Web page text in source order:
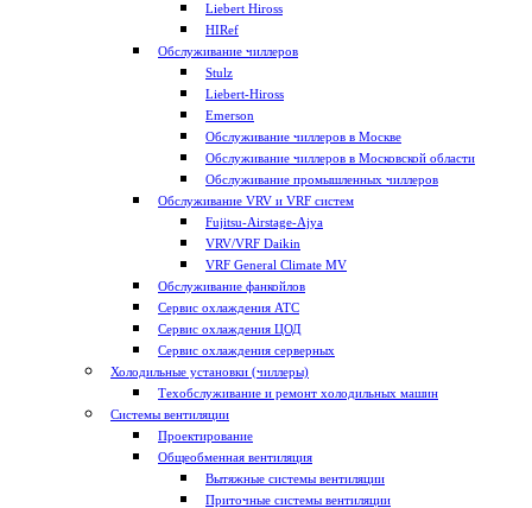
Liebert Hiross
HIRef
Обслуживание чиллеров
Stulz
Liebert-Hiross
Emerson
Обслуживание чиллеров в Москве
Обслуживание чиллеров в Московской области
Обслуживание промышленных чиллеров
Обслуживание VRV и VRF систем
Fujitsu-Airstage-Ajya
VRV/VRF Daikin
VRF General Climate MV
Обслуживание фанкойлов
Сервис охлаждения АТС
Сервис охлаждения ЦОД
Сервис охлаждения серверных
Холодильные установки (чиллеры)
Техобслуживание и ремонт холодильных машин
Системы вентиляции
Проектирование
Общеобменная вентиляция
Вытяжные системы вентиляции
Приточные системы вентиляции